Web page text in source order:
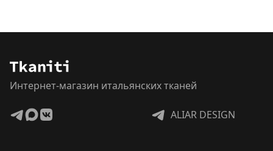
Интернет-магазин итальянских тканей
ALIAR DESIGN